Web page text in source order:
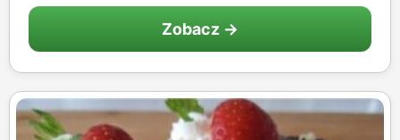
Zobacz →